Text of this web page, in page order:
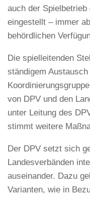
auch der
eingestellt – immer
behördlichen
Die spielleitenden
ständigem
von DPV und den
unter Leitung des
stimmt weitere
Der DPV setzt sich
Landesverbänden
auseinander. Dazu
Varianten, wie in